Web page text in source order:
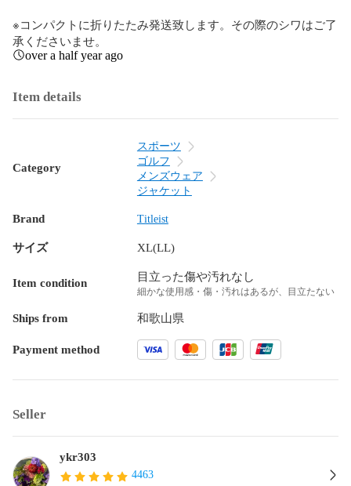
※コンパクトに折りたたみ発送致します。その際のシワはご了
承くださいませ。
over a half year ago
Item details
Category
スポーツ
ゴルフ
メンズウェア
ジャケット
Brand Titleist
サイズ XL(LL)
Item condition 目立った傷や汚れなし
細かな使用感・傷・汚れはあるが、目立たない
Ships from 和歌山県
Payment method
Seller
ykr303
4463